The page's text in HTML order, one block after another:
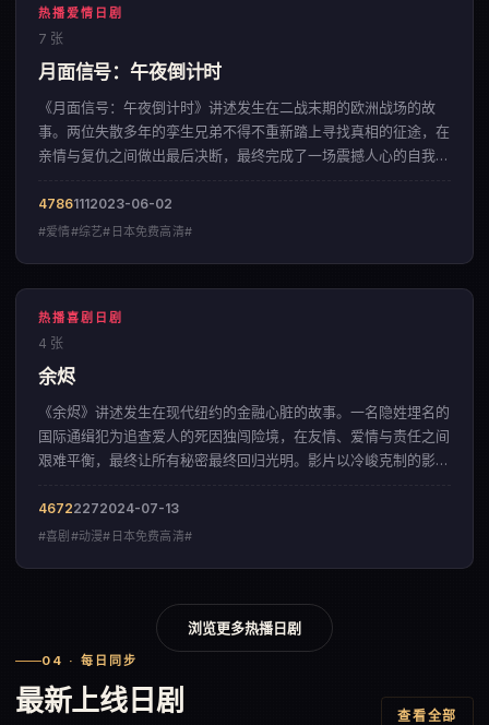
热播爱情日剧
7 张
月面信号：午夜倒计时
《月面信号：午夜倒计时》讲述发生在二战末期的欧洲战场的故
事。两位失散多年的孪生兄弟不得不重新踏上寻找真相的征途，在
亲情与复仇之间做出最后决断，最终完成了一场震撼人心的自我救
作。
47861112023-06-02
#爱情#综艺#日本免费高清#
热播喜剧日剧
4 张
余烬
《余烬》讲述发生在现代纽约的金融心脏的故事。一名隐姓埋名的
国际通缉犯为追查爱人的死因独闯险境，在友情、爱情与责任之间
艰难平衡，最终让所有秘密最终回归光明。影片以冷峻克制的影像
46722272024-07-13
#喜剧#动漫#日本免费高清#
浏览更多热播日剧
04 · 每日同步
最新上线日剧 查看全部